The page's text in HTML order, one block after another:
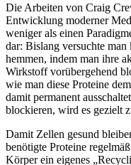
Die Arbeiten von Craig
Entwicklung moderner
weniger als einen
dar: Bislang versuchte man
hemmen, indem man ihre
Wirkstoff vorübergehend
wie man diese Proteine
damit permanent
blockieren, wird es gezielt
Damit Zellen gesund
benötigte Proteine
Körper ein eigenes